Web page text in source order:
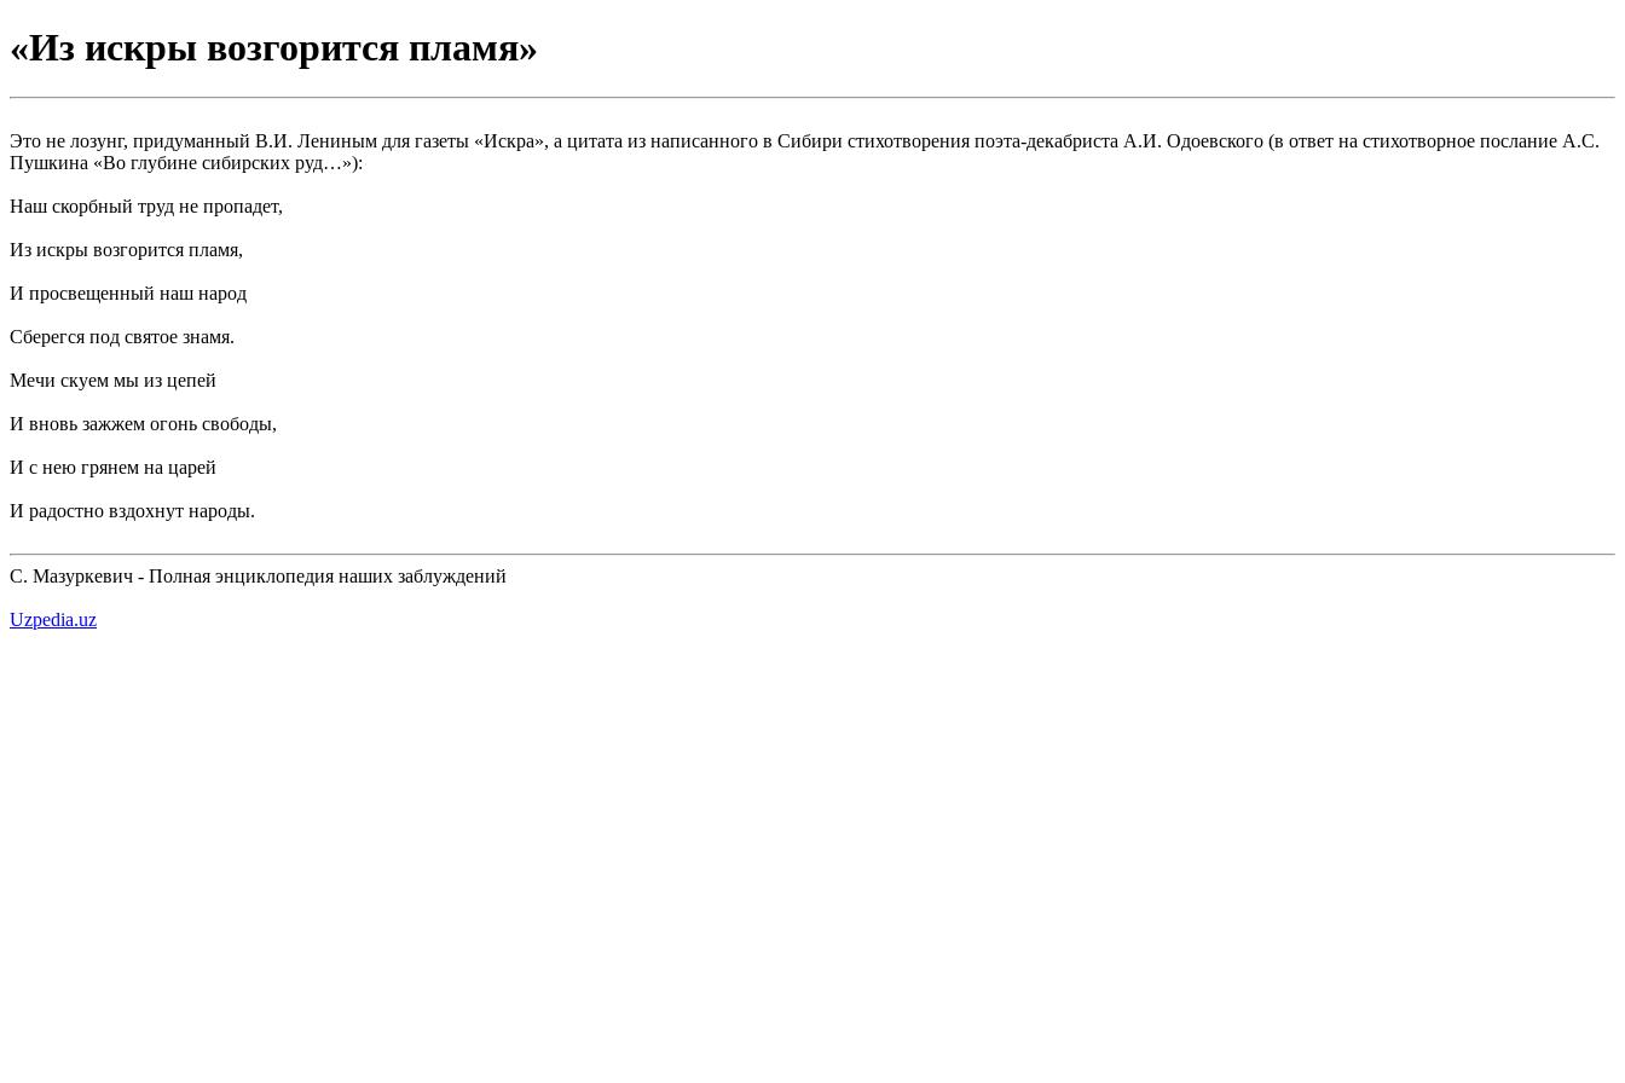
«Из искры возгорится пламя»
Это не лозунг, придуманный В.И. Лениным для газеты «Искра», а цитата из написанного в Сибири стихотворения поэта-декабриста А.И. Одоевского (в ответ на стихотворное послание А.С.
Пушкина «Во глубине сибирских руд…»):
Наш скорбный труд не пропадет,
Из искры возгорится пламя,
И просвещенный наш народ
Сберегся под святое знамя.
Мечи скуем мы из цепей
И вновь зажжем огонь свободы,
И с нею грянем на царей
И радостно вздохнут народы.
С. Мазуркевич - Полная энциклопедия наших заблуждений
Uzpedia.uz